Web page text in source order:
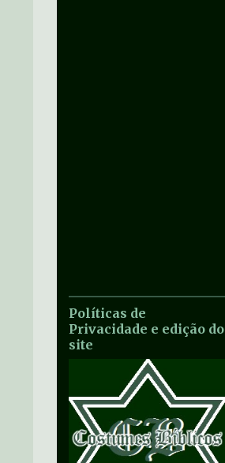
Políticas de
Privacidade e edição do
site